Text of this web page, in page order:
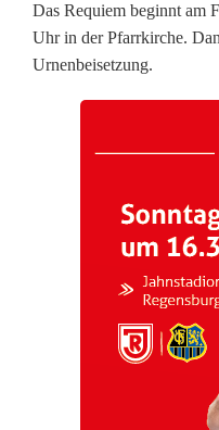
Das Requiem beginnt am
Uhr in der Pfarrkirche.
Urnenbeisetzung.